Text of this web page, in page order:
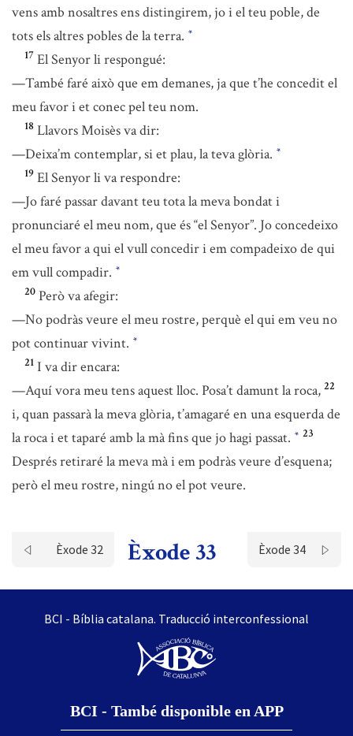
vens amb nosaltres ens distingirem, jo i el teu poble, de
tots els altres pobles de la terra. *
17 El Senyor li respongué:
—També faré això que em demanes, ja que t’he concedit el
meu favor i et conec pel teu nom.
18 Llavors Moisès va dir:
—Deixa’m contemplar, si et plau, la teva glòria. *
19 El Senyor li va respondre:
—Jo faré passar davant teu tota la meva bondat i
pronunciaré el meu nom, que és “el Senyor”. Jo concedeixo
el meu favor a qui el vull concedir i em compadeixo de qui
em vull compadir. *
20 Però va afegir:
—No podràs veure el meu rostre, perquè el qui em veu no
pot continuar vivint. *
21 I va dir encara:
—Aquí vora meu tens aquest lloc. Posa’t damunt la roca, 22
i, quan passarà la meva glòria, t’amagaré en una esquerda de
la roca i et taparé amb la mà fins que jo hagi passat. * 23
Després retiraré la meva mà i em podràs veure d’esquena;
però el meu rostre, ningú no el pot veure.
Èxode 32 Èxode 33 Èxode 34
BCI - Bíblia catalana. Traducció interconfessional
BCI - També disponible en APP